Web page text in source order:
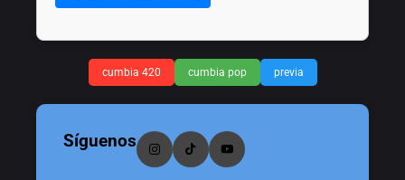
cumbia 420 cumbia pop previa
Síguenos